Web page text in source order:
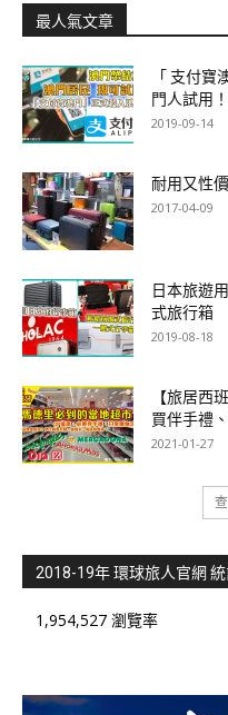
最人氣文章
「 支付
門人試用
2019-09-14
耐用又性
2017-04-09
日本旅遊
式旅行箱
2019-08-18
【旅居西
買伴手禮
2021-01-27
2018-19年 環球旅人官網
1,954,527 瀏覽率